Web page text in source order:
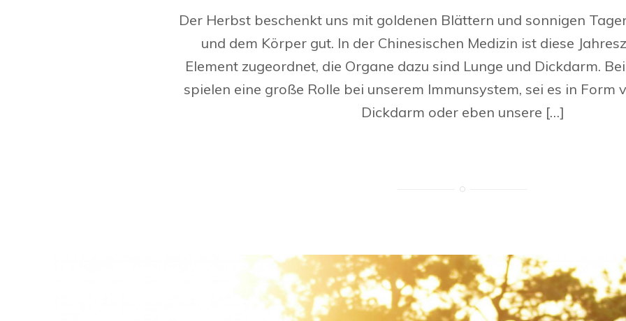
Der Herbst beschenkt uns mit goldenen Blättern und sonnigen
und dem Körper gut. In der Chinesischen Medizin ist diese
Element zugeordnet, die Organe dazu sind Lunge und Dickdarm.
spielen eine große Rolle bei unserem Immunsystem, sei es in Form
Dickdarm oder eben unsere […]